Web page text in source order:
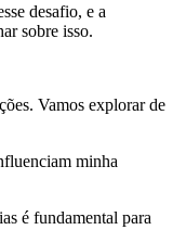
desafio, e a
sobre isso.
Vamos explorar de
minha
é fundamental para